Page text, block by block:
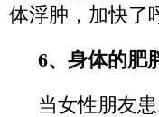
体浮肿，加快了
6、身体的肥
当女性朋友